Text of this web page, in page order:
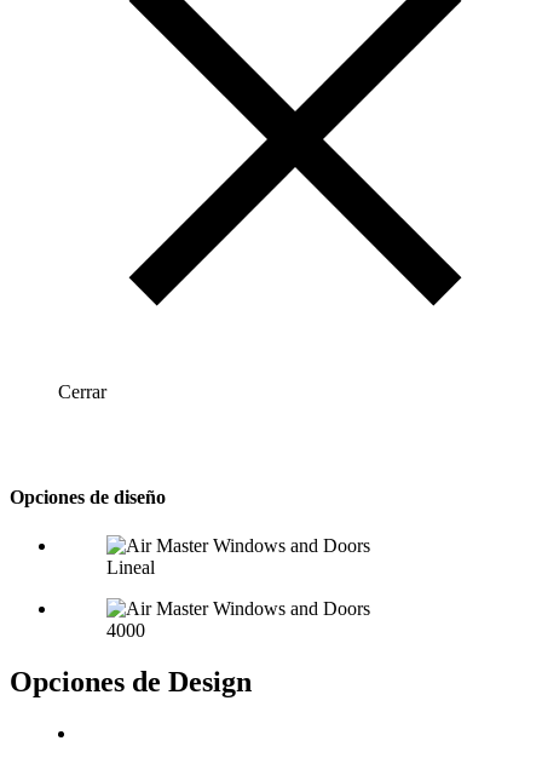
Cerrar
Opciones de diseño
Lineal
4000
Opciones de Design